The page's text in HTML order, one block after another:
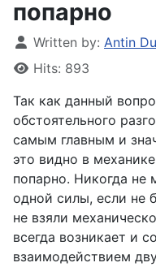
попарно
Details
Written by: Antin
Hits: 893
Так как данный
обстоятельного
самым главным и
это видно в
попарно. Никогда не
одной силы, если не
не взяли
всегда возникает и
взаимодействием